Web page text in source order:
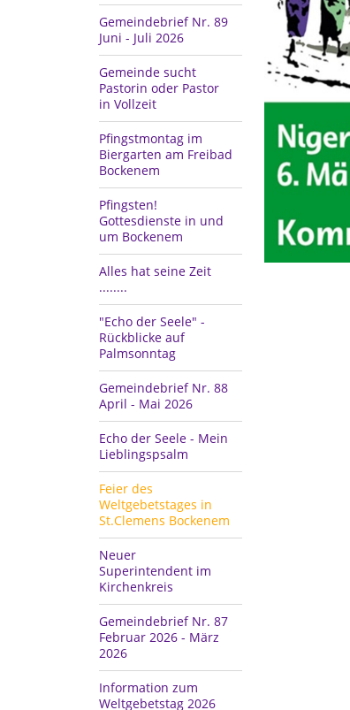
Gemeindebrief Nr. 89
Juni - Juli 2026
Gemeinde sucht
Pastorin oder Pastor
in Vollzeit
Pfingstmontag im
Biergarten am Freibad
Bockenem
Pfingsten!
Gottesdienste in und
um Bockenem
Alles hat seine Zeit
........
"Echo der Seele" -
Rückblicke auf
Palmsonntag
Gemeindebrief Nr. 88
April - Mai 2026
Echo der Seele - Mein
Lieblingspsalm
Feier des
Weltgebetstages in
St.Clemens Bockenem
Neuer
Superintendent im
Kirchenkreis
Gemeindebrief Nr. 87
Februar 2026 - März
2026
Information zum
Weltgebetstag 2026